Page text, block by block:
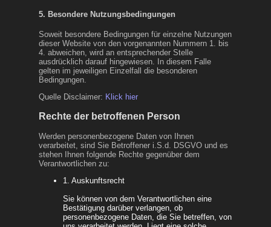
5. Besondere Nutzungsbedingungen
Soweit besondere Bedingungen für einzelne Nutzungen
dieser Website von den vorgenannten Nummern 1. bis
4. abweichen, wird an entsprechender Stelle
ausdrücklich darauf hingewiesen. In diesem Falle
gelten im jeweiligen Einzelfall die besonderen
Bedingungen.
Quelle Disclaimer: Klick hier
Rechte der betroffenen Person
Werden personenbezogene Daten von Ihnen
verarbeitet, sind Sie Betroffener i.S.d. DSGVO und es
stehen Ihnen folgende Rechte gegenüber dem
Verantwortlichen zu:
1. Auskunftsrecht
Sie können von dem Verantwortlichen eine
Bestätigung darüber verlangen, ob
personenbezogene Daten, die Sie betreffen, von